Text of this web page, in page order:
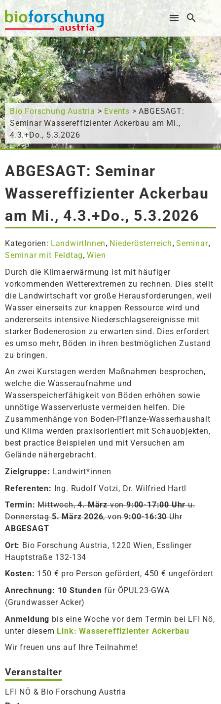
Wonach suchen Sie?
Bio Forschung Austria > Events > ABGESAGT:
Seminar Wassereffizienter Ackerbau am Mi.,
4.3.+Do., 5.3.2026
ABGESAGT: Seminar
Wassereffizienter Ackerbau
am Mi., 4.3.+Do., 5.3.2026
Kategorien: LandwirtInnen, Niederösterreich,Seminar,
Seminar mit Feldtag,Wien
Durch die Klimaerwärmung ist mit häufiger
vorkommenden Wetterextremen zu rechnen. Dies stellt
die Landwirtschaft vor große Herausforderungen, weil
Wasser einerseits zur knappen Ressource wird und
andererseits intensive Niederschlagsereignisse mit
starker Bodenerosion zu erwarten sind. Dies erfordert
es umso mehr, Böden in ihren bestmöglichen Zustand
zu bringen.
An zwei Kurstagen werden Maßnahmen besprochen,
welche die Wasseraufnahme und
Wasserspeicherfähigkeit von Böden erhöhen sowie
unnötige Wasserverluste vermeiden helfen. Die
Zusammenhänge von Boden-Pflanze-Wasserhaushalt
und Klima werden praxisorientiert mit Schauobjekten,
best practice Beispielen und mit Versuchen am
Gelände nähergebracht.
Zielgruppe: Landwirt*innen
Referenten: Ing. Rudolf Votzi, Dr. Wilfried Hartl
Termin:Mittwoch,4. Märzvon9:00-17:00 Uhru.
Donnerstag5. März 2026, von9:00-16:30Uhr
ABGESAGT
Ort: Bio Forschung Austria, 1220 Wien, Esslinger
Hauptstraße 132-134
Kosten: 150 € pro Person gefördert, 450 € ungefördert
Anrechnung: 10 Stunden für ÖPUL23-GWA
(Grundwasser Acker)
Anmeldung bis eine Woche vor dem Termin bei LFI Nö,
unter diesem Link: Wassereffizienter Ackerbau
Wir freuen uns auf Ihre Teilnahme!
Veranstalter
LFI NÖ & Bio Forschung Austria